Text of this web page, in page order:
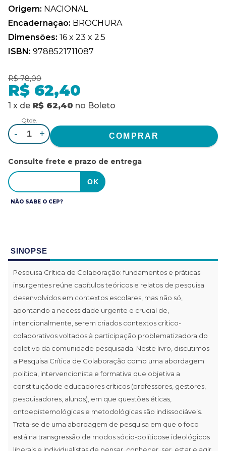
Origem: NACIONAL
Encadernação: BROCHURA
Dimensões: 16 x 23 x 2.5
ISBN: 9788521711087
R$ 78,00
R$ 62,40
1 x de R$ 62,40 no Boleto
Qtde.
- +
Consulte frete e prazo de entrega
NÃO SABE O CEP?
SINOPSE
Pesquisa Crítica de Colaboração: fundamentos e práticas
insurgentes reúne capítulos teóricos e relatos de pesquisa
desenvolvidos em contextos escolares, mas não só,
apontando a necessidade urgente e crucial de,
intencionalmente, serem criados contextos crítico-
colaborativos voltados à participação problematizadora do
coletivo da comunidade pesquisada. Neste livro, discutimos
a Pesquisa Crítica de Colaboração como uma abordagem
política, intervencionista e formativa que objetiva a
constituiçãode educadores críticos (professores, gestores,
pesquisadores, alunos), em que questões éticas,
ontoepistemológicas e metodológicas são indissociáveis.
Trata-se de uma abordagem de pesquisa em que o foco
está na transgressão de modos sócio-políticose ideológicos
liberais e individualistas de pensar, conhecer, ser, estar e agir